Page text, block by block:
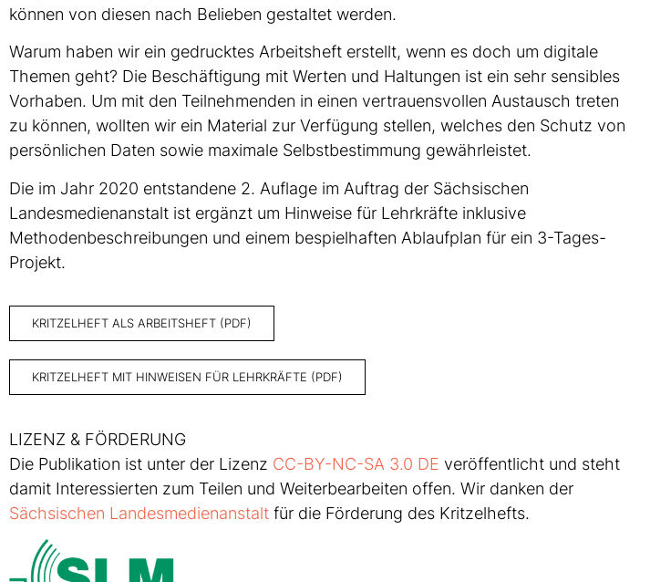
können von diesen nach Belieben gestaltet werden.
Warum haben wir ein gedrucktes Arbeitsheft erstellt, wenn es doch um digitale
Themen geht? Die Beschäftigung mit Werten und Haltungen ist ein sehr sensibles
Vorhaben. Um mit den Teilnehmenden in einen vertrauensvollen Austausch treten
zu können, wollten wir ein Material zur Verfügung stellen, welches den Schutz von
persönlichen Daten sowie maximale Selbstbestimmung gewährleistet.
Die im Jahr 2020 entstandene 2. Auflage im Auftrag der Sächsischen
Landesmedienanstalt ist ergänzt um Hinweise für Lehrkräfte inklusive
Methodenbeschreibungen und einem bespielhaften Ablaufplan für ein 3-Tages-
Projekt.
KRITZELHEFT ALS ARBEITSHEFT (PDF)
KRITZELHEFT MIT HINWEISEN FÜR LEHRKRÄFTE (PDF)
LIZENZ & FÖRDERUNG
Die Publikation ist unter der Lizenz CC-BY-NC-SA 3.0 DE veröffentlicht und steht
damit Interessierten zum Teilen und Weiterbearbeiten offen. Wir danken der
Sächsischen Landesmedienanstalt für die Förderung des Kritzelhefts.